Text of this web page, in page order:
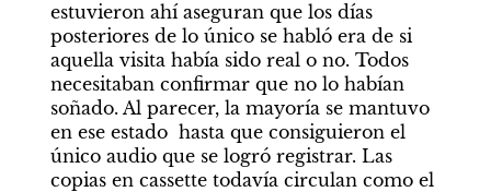
estuvieron ahí aseguran que los días
posteriores de lo único se habló era de si
aquella visita había sido real o no. Todos
necesitaban confirmar que no lo habían
soñado. Al parecer, la mayoría se mantuvo
en ese estado  hasta que consiguieron el
único audio que se logró registrar. Las
copias en cassette todavía circulan como el